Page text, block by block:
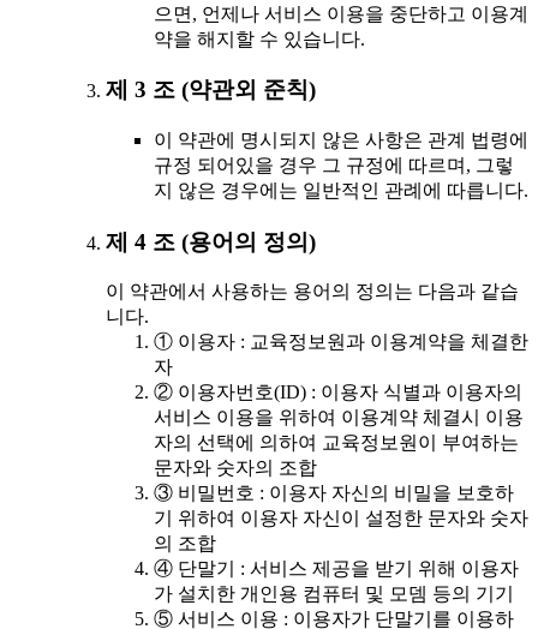
으면, 언제나 서비스 이용을 중단하고 이용계
약을 해지할 수 있습니다.
제 3 조 (약관외 준칙)
이 약관에 명시되지 않은 사항은 관계 법령에
규정 되어있을 경우 그 규정에 따르며, 그렇
지 않은 경우에는 일반적인 관례에 따릅니다.
제 4 조 (용어의 정의)
이 약관에서 사용하는 용어의 정의는 다음과 같습
니다.
① 이용자 : 교육정보원과 이용계약을 체결한
자
② 이용자번호(ID) : 이용자 식별과 이용자의
서비스 이용을 위하여 이용계약 체결시 이용
자의 선택에 의하여 교육정보원이 부여하는
문자와 숫자의 조합
③ 비밀번호 : 이용자 자신의 비밀을 보호하
기 위하여 이용자 자신이 설정한 문자와 숫자
의 조합
④ 단말기 : 서비스 제공을 받기 위해 이용자
가 설치한 개인용 컴퓨터 및 모뎀 등의 기기
⑤ 서비스 이용 : 이용자가 단말기를 이용하